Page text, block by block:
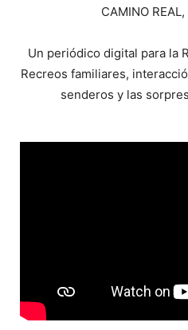
CAMINO
Un periódico digital para la
Recreos familiares,
senderos y las